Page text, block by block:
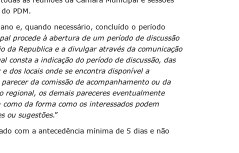
PDM.
e, quando necessário, concluído o período
procede à abertura de um período de discussão
da Republica e a divulgar através da comunicação
consta a indicação do período de discussão, das
dos locais onde se encontra disponível a
da comissão de acompanhamento ou da
regional, os demais pareceres eventualmente
da forma como os interessados podem
ou sugestões.”
com a antecedência mínima de 5 dias e não